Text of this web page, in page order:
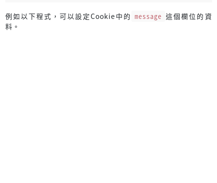
例如以下程式，可以設定Cookie中的 message 這個欄位的資
料。